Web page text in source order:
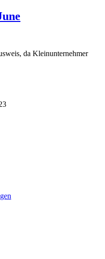
da Kleinunternehmer